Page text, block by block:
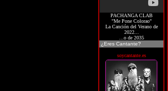
PACHANGA CLAB
"Me Pone Colorao"
La Canción del Verano de
2022...
...o de 2035
¿Eres Cantante?
soycantante.es